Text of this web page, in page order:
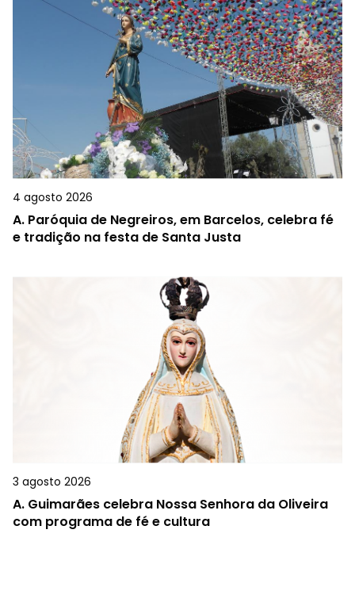
4 agosto 2026
A. Paróquia de Negreiros, em Barcelos, celebra fé
e tradição na festa de Santa Justa
3 agosto 2026
A. Guimarães celebra Nossa Senhora da Oliveira
com programa de fé e cultura